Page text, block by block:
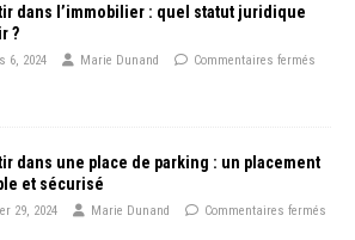
dans l’immobilier : quel statut juridique
?
6, 2024 Marie Dunand Commentaires fermés
dans une place de parking : un placement
et sécurisé
29, 2024 Marie Dunand Commentaires fermés